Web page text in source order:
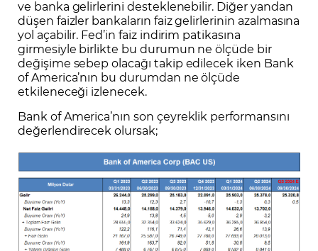
ve banka gelirlerini desteklenebilir. Diğer yandan
düşen faizler bankaların faiz gelirlerinin azalmasına
yol açabilir. Fed’in faiz indirim patikasına
girmesiyle birlikte bu durumun ne ölçüde bir
değişime sebep olacağı takip edilecek iken Bank
of America’nın bu durumdan ne ölçüde
etkileneceği izlenecek.
Bank of America’nın son çeyreklik performansını
değerlendirecek olursak;